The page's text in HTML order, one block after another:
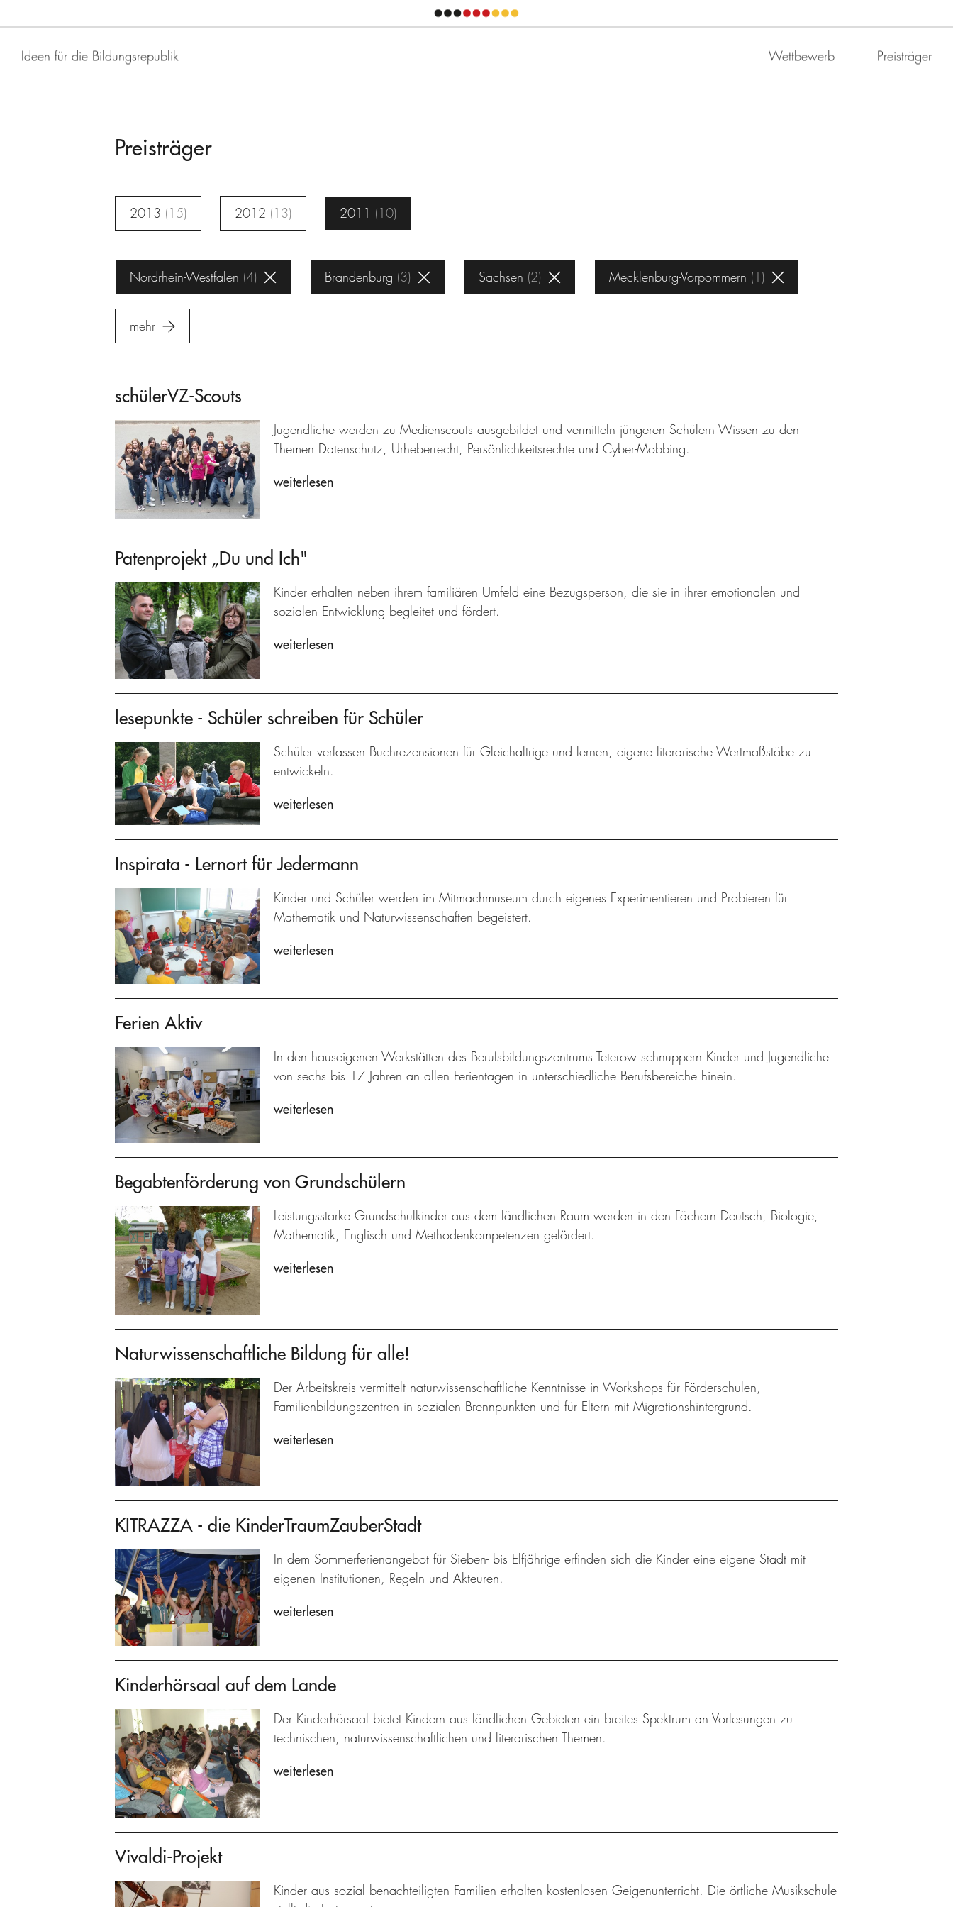
Ideen für die Bildungsrepublik Wettbewerb Preisträger
Preisträger
2013 15 2012 13 2011 10
Nordrhein-Westfalen 4 Brandenburg 3 Sachsen 2 Mecklenburg-Vorpommern 1
mehr
schülerVZ-Scouts
Jugendliche werden zu Medienscouts ausgebildet und vermitteln jüngeren Schülern Wissen zu den
Themen Datenschutz, Urheberrecht, Persönlichkeitsrechte und Cyber-Mobbing.
weiterlesen
Patenprojekt „Du und Ich"
Kinder erhalten neben ihrem familiären Umfeld eine Bezugsperson, die sie in ihrer emotionalen und
sozialen Entwicklung begleitet und fördert.
weiterlesen
lesepunkte - Schüler schreiben für Schüler
Schüler verfassen Buchrezensionen für Gleichaltrige und lernen, eigene literarische Wertmaßstäbe zu
entwickeln.
weiterlesen
Inspirata - Lernort für Jedermann
Kinder und Schüler werden im Mitmachmuseum durch eigenes Experimentieren und Probieren für
Mathematik und Naturwissenschaften begeistert.
weiterlesen
Ferien Aktiv
In den hauseigenen Werkstätten des Berufsbildungszentrums Teterow schnuppern Kinder und Jugendliche
von sechs bis 17 Jahren an allen Ferientagen in unterschiedliche Berufsbereiche hinein.
weiterlesen
Begabtenförderung von Grundschülern
Leistungsstarke Grundschulkinder aus dem ländlichen Raum werden in den Fächern Deutsch, Biologie,
Mathematik, Englisch und Methodenkompetenzen gefördert.
weiterlesen
Naturwissenschaftliche Bildung für alle!
Der Arbeitskreis vermittelt naturwissenschaftliche Kenntnisse in Workshops für Förderschulen,
Familienbildungszentren in sozialen Brennpunkten und für Eltern mit Migrationshintergrund.
weiterlesen
KITRAZZA - die KinderTraumZauberStadt
In dem Sommerferienangebot für Sieben- bis Elfjährige erfinden sich die Kinder eine eigene Stadt mit
eigenen Institutionen, Regeln und Akteuren.
weiterlesen
Kinderhörsaal auf dem Lande
Der Kinderhörsaal bietet Kindern aus ländlichen Gebieten ein breites Spektrum an Vorlesungen zu
technischen, naturwissenschaftlichen und literarischen Themen.
weiterlesen
Vivaldi-Projekt
Kinder aus sozial benachteiligten Familien erhalten kostenlosen Geigenunterricht. Die örtliche Musikschule